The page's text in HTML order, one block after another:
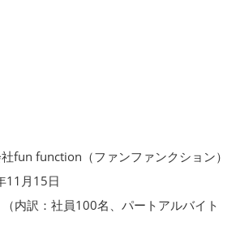
function（ファンファンクション）
月15日
内訳：社員100名、パートアルバイト